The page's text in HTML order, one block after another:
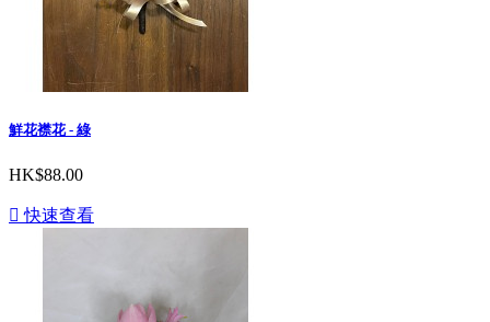
鮮花襟花 - 綠
HK$88.00
 快速查看